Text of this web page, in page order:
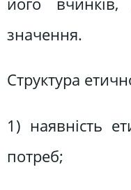
значення.
Структура
1) наявність
потреб;